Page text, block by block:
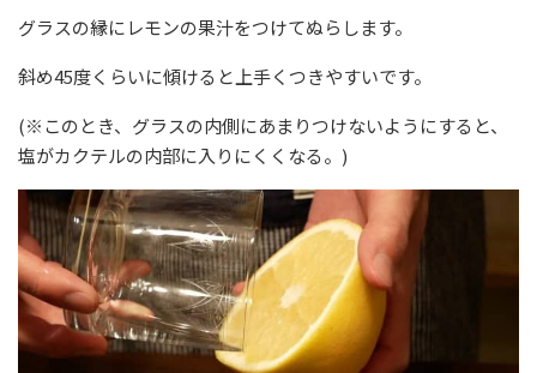
グラスの縁にレモンの果汁をつけてぬらします。
斜め45度くらいに傾けると上手くつきやすいです。
(※このとき、グラスの内側にあまりつけないようにすると、
塩がカクテルの内部に入りにくくなる。)